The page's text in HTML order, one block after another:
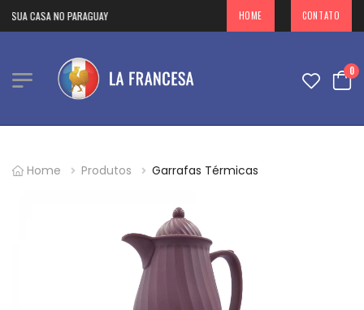
CASA NO PARAGUAY HOME CONTATO
0
Home Produtos Garrafas Térmicas